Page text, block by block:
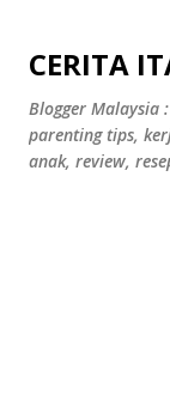
CERITA
Blogger Malaysia
parenting tips,
anak, review,